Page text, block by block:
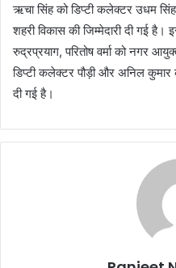
ऋचा सिंह को डिप्टी कलेक्टर उधम
शहरी विकास की जिम्मेदारी दी गई
रुद्रप्रयाग, परितोष वर्मा को नगर
डिप्टी कलेक्टर पौड़ी और अनिल कुमार
दी गई है।